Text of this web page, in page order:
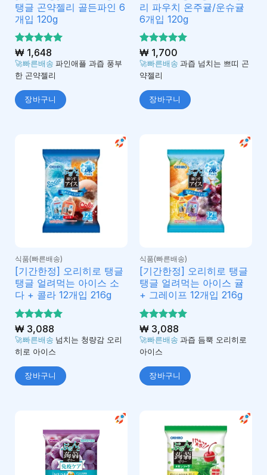
탱글 곤약젤리 골든파인 6
개입 120g
5 중에서
5로 평가
됨
₩1,648
🚀빠른배송 파인애플 과즙 풍부
한 곤약젤리
장바구니
리 파우치 온주귤/운슈귤
6개입 120g
5 중에서
5로 평가
됨
₩1,700
🚀빠른배송 과즙 넘치는 쁘띠 곤
약젤리
장바구니
식품(빠른배송)
[기간한정] 오리히로 탱글
탱글 얼려먹는 아이스 소
다 + 콜라 12개입 216g
5 중에서
5로 평가
됨
₩3,088
🚀빠른배송 넘치는 청량감 오리
히로 아이스
장바구니
식품(빠른배송)
[기간한정] 오리히로 탱글
탱글 얼려먹는 아이스 귤
+ 그레이프 12개입 216g
5 중에서
5로 평가
됨
₩3,088
🚀빠른배송 과즙 듬뿍 오리히로
아이스
장바구니